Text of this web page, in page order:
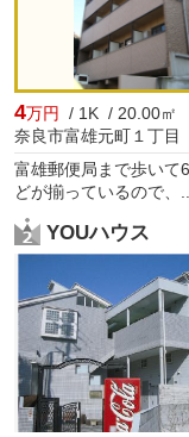
4万円
/ 1K / 20.00㎡
奈良市富雄元町１丁目
富雄郵便局まで歩いて
どが揃っているので、
YOUハウス